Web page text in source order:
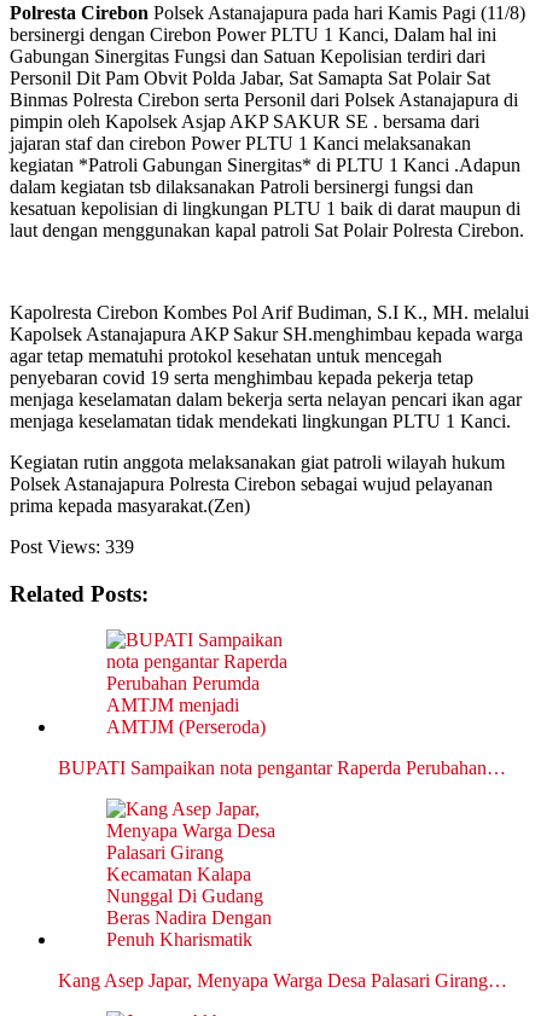
Polresta Cirebon Polsek Astanajapura pada hari Kamis Pagi (11/8)
bersinergi dengan Cirebon Power PLTU 1 Kanci, Dalam hal ini
Gabungan Sinergitas Fungsi dan Satuan Kepolisian terdiri dari
Personil Dit Pam Obvit Polda Jabar, Sat Samapta Sat Polair Sat
Binmas Polresta Cirebon serta Personil dari Polsek Astanajapura di
pimpin oleh Kapolsek Asjap AKP SAKUR SE . bersama dari
jajaran staf dan cirebon Power PLTU 1 Kanci melaksanakan
kegiatan *Patroli Gabungan Sinergitas* di PLTU 1 Kanci .Adapun
dalam kegiatan tsb dilaksanakan Patroli bersinergi fungsi dan
kesatuan kepolisian di lingkungan PLTU 1 baik di darat maupun di
laut dengan menggunakan kapal patroli Sat Polair Polresta Cirebon.
Kapolresta Cirebon Kombes Pol Arif Budiman, S.I K., MH. melalui
Kapolsek Astanajapura AKP Sakur SH.menghimbau kepada warga
agar tetap mematuhi protokol kesehatan untuk mencegah
penyebaran covid 19 serta menghimbau kepada pekerja tetap
menjaga keselamatan dalam bekerja serta nelayan pencari ikan agar
menjaga keselamatan tidak mendekati lingkungan PLTU 1 Kanci.
Kegiatan rutin anggota melaksanakan giat patroli wilayah hukum
Polsek Astanajapura Polresta Cirebon sebagai wujud pelayanan
prima kepada masyarakat.(Zen)
Post Views: 339
Related Posts:
BUPATI Sampaikan nota pengantar Raperda Perubahan…
Kang Asep Japar, Menyapa Warga Desa Palasari Girang…